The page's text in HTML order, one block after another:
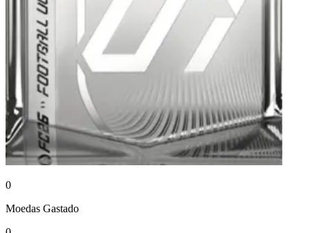
0
Moedas Gastado